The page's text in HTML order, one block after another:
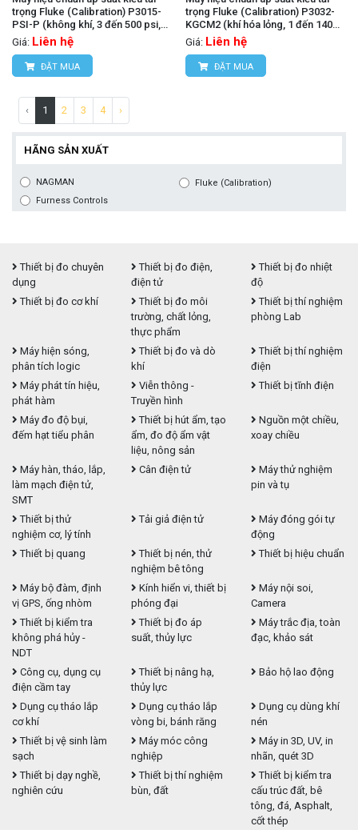
trọng Fluke (Calibration) P3015-
PSI-P (không khí, 3 đến 500 psi,
PCU đơn)
Giá: Liên hệ
ĐẶT MUA
trọng Fluke (Calibration) P3032-
KGCM2 (khí hóa lỏng, 1 đến 140
kgf/cm)
Giá: Liên hệ
ĐẶT MUA
‹ 1 2 3 4 ›
HÃNG SẢN XUẤT
NAGMAN
Fluke (Calibration)
Furness Controls
Thiết bị đo chuyên
dụng
Thiết bị đo điện,
điện tử
Thiết bị đo nhiệt
độ
Thiết bị đo cơ khí
Thiết bị đo môi
trường, chất lỏng,
thực phẩm
Thiết bị thí nghiệm
phòng Lab
Máy hiện sóng,
phân tích logic
Thiết bị đo và dò
khí
Thiết bị thí nghiệm
điện
Máy phát tín hiệu,
phát hàm
Viễn thông -
Truyền hình
Thiết bị tĩnh điện
Máy đo độ bụi,
đếm hạt tiểu phân
Thiết bị hút ẩm, tạo
ẩm, đo độ ẩm vật
liệu, nông sản
Nguồn một chiều,
xoay chiều
Máy hàn, tháo, lắp,
làm mạch điện tử,
SMT
Cân điện tử
Máy thử nghiệm
pin và tụ
Thiết bị thử
nghiệm cơ, lý tính
Tải giả điện tử
Máy đóng gói tự
động
Thiết bị quang
Thiết bị nén, thử
nghiệm bê tông
Thiết bị hiệu chuẩn
Máy bộ đàm, định
vị GPS, ống nhòm
Kính hiển vi, thiết bị
phóng đại
Máy nội soi,
Camera
Thiết bị kiểm tra
không phá hủy -
NDT
Thiết bị đo áp
suất, thủy lực
Máy trắc địa, toàn
đạc, khảo sát
Công cụ, dụng cụ
điện cầm tay
Thiết bị nâng hạ,
thủy lực
Bảo hộ lao động
Dụng cụ tháo lắp
cơ khí
Dụng cụ tháo lắp
vòng bi, bánh răng
Dụng cụ dùng khí
nén
Thiết bị vệ sinh làm
sạch
Máy móc công
nghiệp
Máy in 3D, UV, in
nhãn, quét 3D
Thiết bị dạy nghề,
nghiên cứu
Thiết bị thí nghiệm
bùn, đất
Thiết bị kiểm tra
cấu trúc đất, bê
tông, đá, Asphalt,
cốt thép